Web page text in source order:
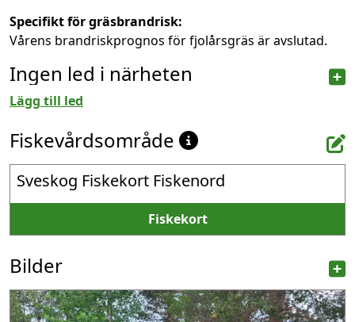
Specifikt för gräsbrandrisk:
Vårens brandriskprognos för fjolårsgräs är avslutad.
Ingen led i närheten
Lägg till led
Fiskevårdsområde
Sveskog Fiskekort Fiskenord
Fiskekort
Bilder